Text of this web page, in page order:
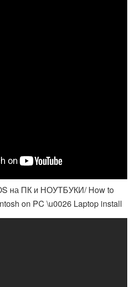
на ПК и НОУТБУКИ/ How to
on PC \u0026 Laptop install